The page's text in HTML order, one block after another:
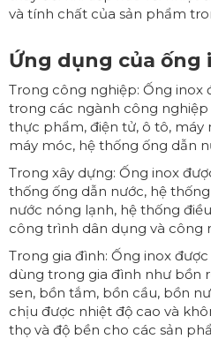
và tính chất của sản phẩm
Ứng dụng của ống
Trong công nghiệp: Ống inox
trong các ngành công
thực phẩm, điện tử, ô tô, máy
máy móc, hệ thống ống dẫn
Trong xây dựng: Ống inox
thống ống dẫn nước, hệ
nước nóng lạnh, hệ thống
công trình dân dụng và công
Trong gia đình: Ống inox
dùng trong gia đình như bồn
sen, bồn tắm, bồn cầu, bồn
chịu được nhiệt độ cao và
thọ và độ bền cho các sản